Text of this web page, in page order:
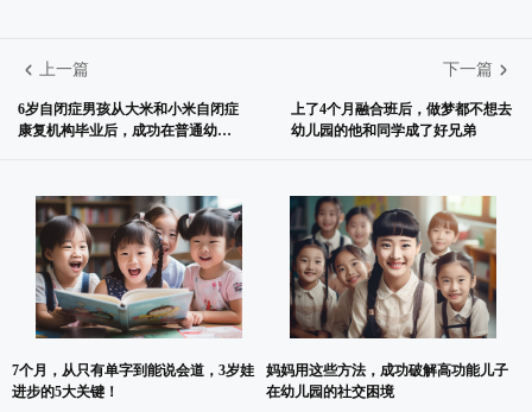
上一篇
6岁自闭症男孩从大米和小米自闭症
康复机构毕业后，成功在普通幼儿
下一篇
上了4个月融合班后，做梦都不想去
幼儿园的他和同学成了好兄弟
7个月，从只有单字到能说会道，3岁娃
进步的5大关键！
妈妈用这些方法，成功破解高功能儿子
在幼儿园的社交困境